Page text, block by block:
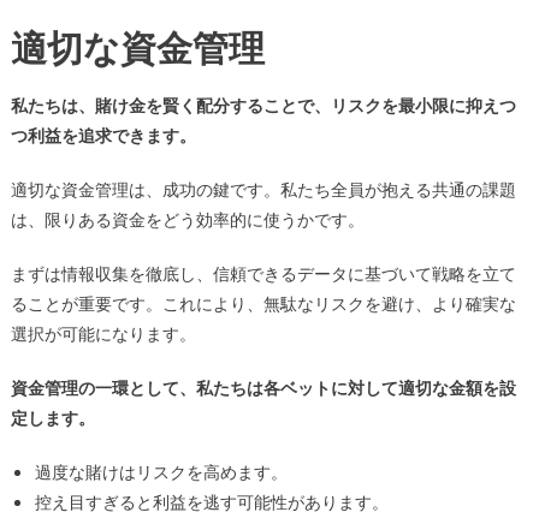
適切な資金管理
私たちは、賭け金を賢く配分することで、リスクを最小限に抑えつ
つ利益を追求できます。
適切な資金管理は、成功の鍵です。私たち全員が抱える共通の課題
は、限りある資金をどう効率的に使うかです。
まずは情報収集を徹底し、信頼できるデータに基づいて戦略を立て
ることが重要です。これにより、無駄なリスクを避け、より確実な
選択が可能になります。
資金管理の一環として、私たちは各ベットに対して適切な金額を設
定します。
過度な賭けはリスクを高めます。
控え目すぎると利益を逃す可能性があります。